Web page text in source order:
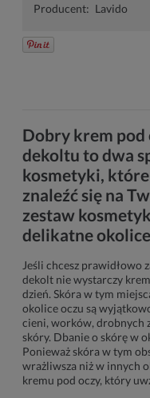
Producent: Lavido
Dobry krem pod
dekoltu to dwa
kosmetyki,
znaleźć się na
zestaw
delikatne
Jeśli chcesz prawidłowo
dekolt nie wystarczy
dzień. Skóra w tym
okolice oczu są
cieni, worków, drobnych
skóry. Dbanie o skórę w
Ponieważ skóra w tym
wrażliwsza niż w innych
kremu pod oczy, który